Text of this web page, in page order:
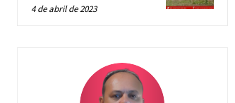
4 de abril de 2023